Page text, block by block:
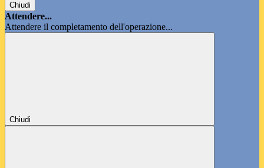
Chiudi
Attendere...
Attendere il completamento dell'operazione...
Chiudi